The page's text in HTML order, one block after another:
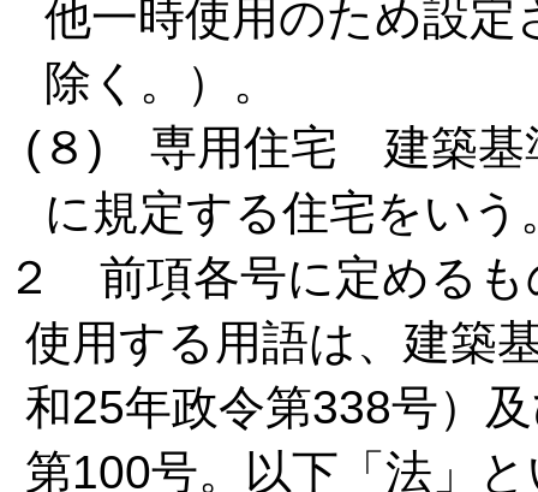
他一時使用のため設
除く。）。
(８) 専用住宅 建築基
に規定する住宅をいう
２ 前項各号に定める
使用する用語は、建築
和25年政令第338号）
第100号。以下「法」